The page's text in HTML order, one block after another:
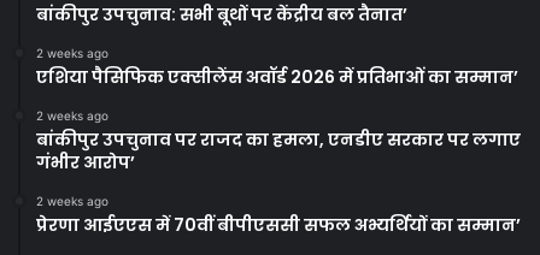
बांकीपुर उपचुनाव: सभी बूथों पर केंद्रीय बल तैनात’
2 weeks ago
एशिया पैसिफिक एक्सीलेंस अवॉर्ड 2026 में प्रतिभाओं का सम्मान’
2 weeks ago
बांकीपुर उपचुनाव पर राजद का हमला, एनडीए सरकार पर लगाए
गंभीर आरोप’
2 weeks ago
प्रेरणा आईएएस में 70वीं बीपीएससी सफल अभ्यर्थियों का सम्मान’